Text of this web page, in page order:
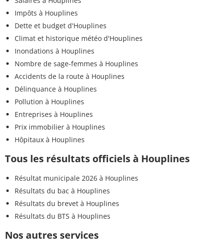
Impôts à Houplines
Dette et budget d'Houplines
Climat et historique météo d'Houplines
Inondations à Houplines
Nombre de sage-femmes à Houplines
Accidents de la route à Houplines
Délinquance à Houplines
Pollution à Houplines
Entreprises à Houplines
Prix immobilier à Houplines
Hôpitaux à Houplines
Tous les résultats officiels à Houplines
Résultat municipale 2026 à Houplines
Résultats du bac à Houplines
Résultats du brevet à Houplines
Résultats du BTS à Houplines
Nos autres services